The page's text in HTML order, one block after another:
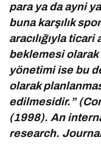
para ya da ayni
buna karşılık
aracılığıyla
beklemesi olarak
yönetimi ise bu
olarak
edilmesidir.”
(1998). An
research.